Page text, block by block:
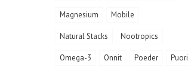
Magnesium Mobile
Natural Stacks Nootropics
Omega-3 Onnit Poeder Puori